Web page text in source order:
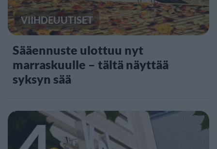
VIIHDEUUTISET
Sääennuste ulottuu nyt
marraskuulle – tältä näyttää
syksyn sää